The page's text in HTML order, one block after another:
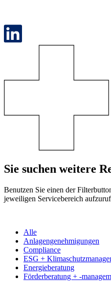
Sie suchen weitere
Benutzen Sie einen der
jeweiligen Servicebereich
Alle
Anlagengenehmigungen
Compliance
ESG +
Energieberatung
Förderberatung + -